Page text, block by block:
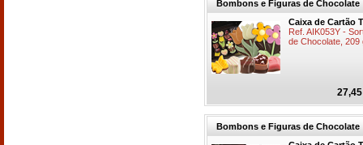
Bombons e Figuras de Chocolate
Caixa de Cartão
Ref. AIK053Y -
de Chocolate, 209
Bombons e Figuras de Chocolate